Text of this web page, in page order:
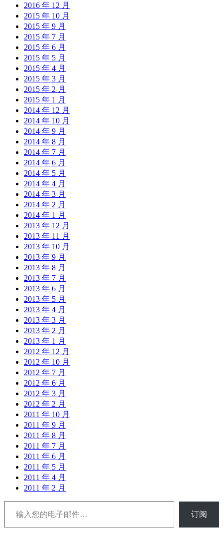
2016 年 12 月
2015 年 10 月
2015 年 9 月
2015 年 7 月
2015 年 6 月
2015 年 5 月
2015 年 4 月
2015 年 3 月
2015 年 2 月
2015 年 1 月
2014 年 12 月
2014 年 10 月
2014 年 9 月
2014 年 8 月
2014 年 7 月
2014 年 6 月
2014 年 5 月
2014 年 4 月
2014 年 3 月
2014 年 2 月
2014 年 1 月
2013 年 12 月
2013 年 11 月
2013 年 10 月
2013 年 9 月
2013 年 8 月
2013 年 7 月
2013 年 6 月
2013 年 5 月
2013 年 4 月
2013 年 3 月
2013 年 2 月
2013 年 1 月
2012 年 12 月
2012 年 10 月
2012 年 7 月
2012 年 6 月
2012 年 3 月
2012 年 2 月
2011 年 10 月
2011 年 9 月
2011 年 8 月
2011 年 7 月
2011 年 6 月
2011 年 5 月
2011 年 4 月
2011 年 2 月
输入您的电子邮件…
订阅